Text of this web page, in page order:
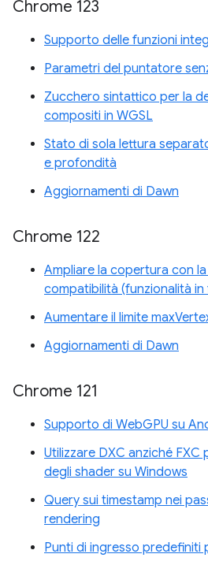
Chrome 123
Supporto delle funzioni
Parametri del puntatore
Zucchero sintattico per la
compositi in WGSL
Stato di sola lettura
e profondità
Aggiornamenti di Dawn
Chrome 122
Ampliare la copertura con
compatibilità (funzionalità in
Aumentare il limite
Aggiornamenti di Dawn
Chrome 121
Supporto di WebGPU su
Utilizzare DXC anziché FXC
degli shader su Windows
Query sui timestamp nei
rendering
Punti di ingresso predefiniti